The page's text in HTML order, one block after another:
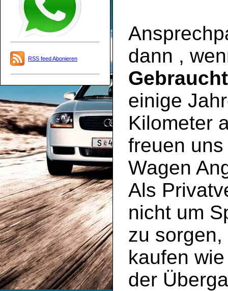
RSS feed Abonieren
dann ,
einige
Kilometer
freuen
Wagen
Als
nicht um
zu
kaufen
der